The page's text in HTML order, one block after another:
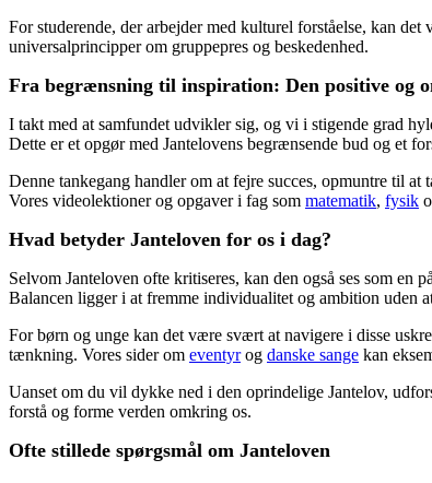
For studerende, der arbejder med kulturel forståelse, kan
universalprincipper om gruppepres og beskedenhed.
Fra begrænsning til inspiration: Den positive og
I takt med at samfundet udvikler sig, og vi i stigende grad
Dette er et opgør med Jantelovens begrænsende bud og et
Denne tankegang handler om at fejre succes, opmuntre til
Vores videolektioner og opgaver i fag som matematik, fysik
Hvad betyder Janteloven for os i dag?
Selvom Janteloven ofte kritiseres, kan den også ses som
Balancen ligger i at fremme individualitet og ambition uden
For børn og unge kan det være svært at navigere i disse
tænkning. Vores sider om eventyrog danske sange kan
Uanset om du vil dykke ned i den oprindelige Jantelov,
forstå og forme verden omkring os.
Ofte stillede spørgsmål om Janteloven